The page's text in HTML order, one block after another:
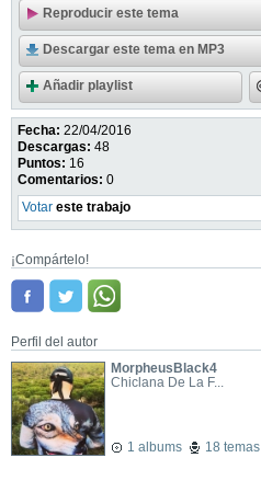
Reproducir este tema
Descargar este tema en MP3
Añadir playlist
Fecha: 22/04/2016
Descargas: 48
Puntos: 16
Comentarios: 0
Votar este trabajo
¡Compártelo!
Perfil del autor
MorpheusBlack4
Chiclana De La F...
1 albums 18 temas